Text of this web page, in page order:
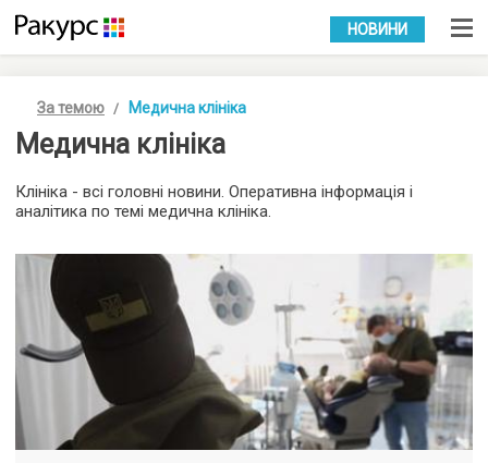
УКР РУС
НОВИНИ
За темою Медична клініка
Медична клініка
Клініка - всі головні новини. Оперативна інформація і
аналітика по темі медична клініка.